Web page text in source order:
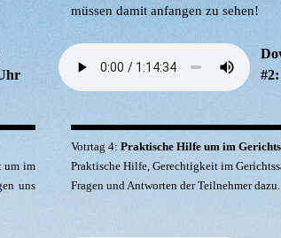
müssen damit anfangen zu sehen!
um im
uns
Votrtag 4: Praktische Hilfe um im
Praktische Hilfe, Gerechtigkeit im
Fragen und Antworten der Teilnehmer dazu.